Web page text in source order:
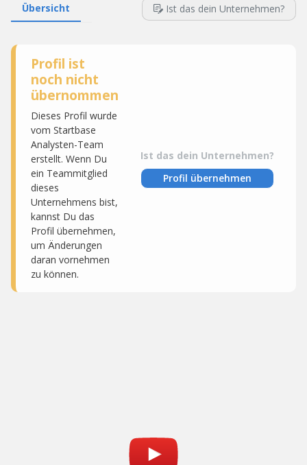
Übersicht Ist das dein Unternehmen?
Profil ist
noch nicht
übernommen
Dieses Profil wurde
vom Startbase
Analysten-Team
erstellt. Wenn Du
ein Teammitglied
dieses
Unternehmens bist,
kannst Du das
Profil übernehmen,
um Änderungen
daran vornehmen
zu können.
Ist das dein Unternehmen?
Profil übernehmen